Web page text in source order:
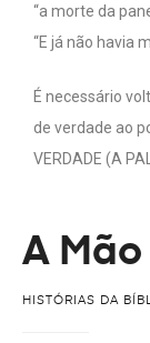
“a morte da
“E já não havia
É necessário
de verdade ao
VERDADE (A
A
HISTÓRIAS DA